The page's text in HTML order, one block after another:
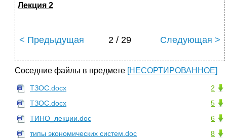
Лекция 2
< Предыдущая 2 / 29 Следующая >
Соседние файлы в предмете [НЕСОРТИРОВАННОЕ]
2
ТЗОС.docx
5
ТЗОС.docx
6
ТИНО_лекции.doc
8
типы экономических систем.doc